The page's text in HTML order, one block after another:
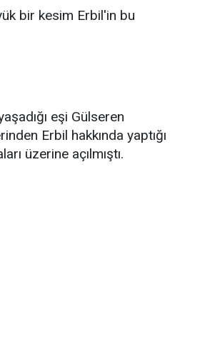
bir kesim Erbil'in bu
eşi Gülseren
Erbil hakkında yaptığı
üzerine açılmıştı.